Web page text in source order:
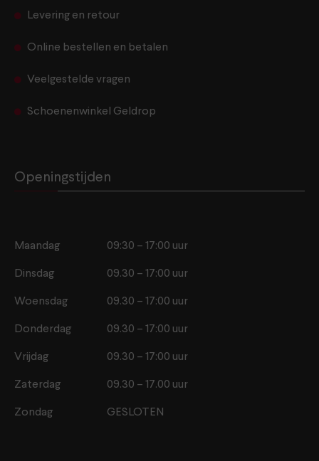
Levering en retour
Online bestellen en betalen
Veelgestelde vragen
Schoenenwinkel Geldrop
Openingstijden
Maandag 09:30 – 17:00 uur
Dinsdag 09.30 – 17:00 uur
Woensdag 09.30 – 17:00 uur
Donderdag 09.30 – 17:00 uur
Vrijdag 09.30 – 17:00 uur
Zaterdag 09.30 – 17.00 uur
Zondag GESLOTEN